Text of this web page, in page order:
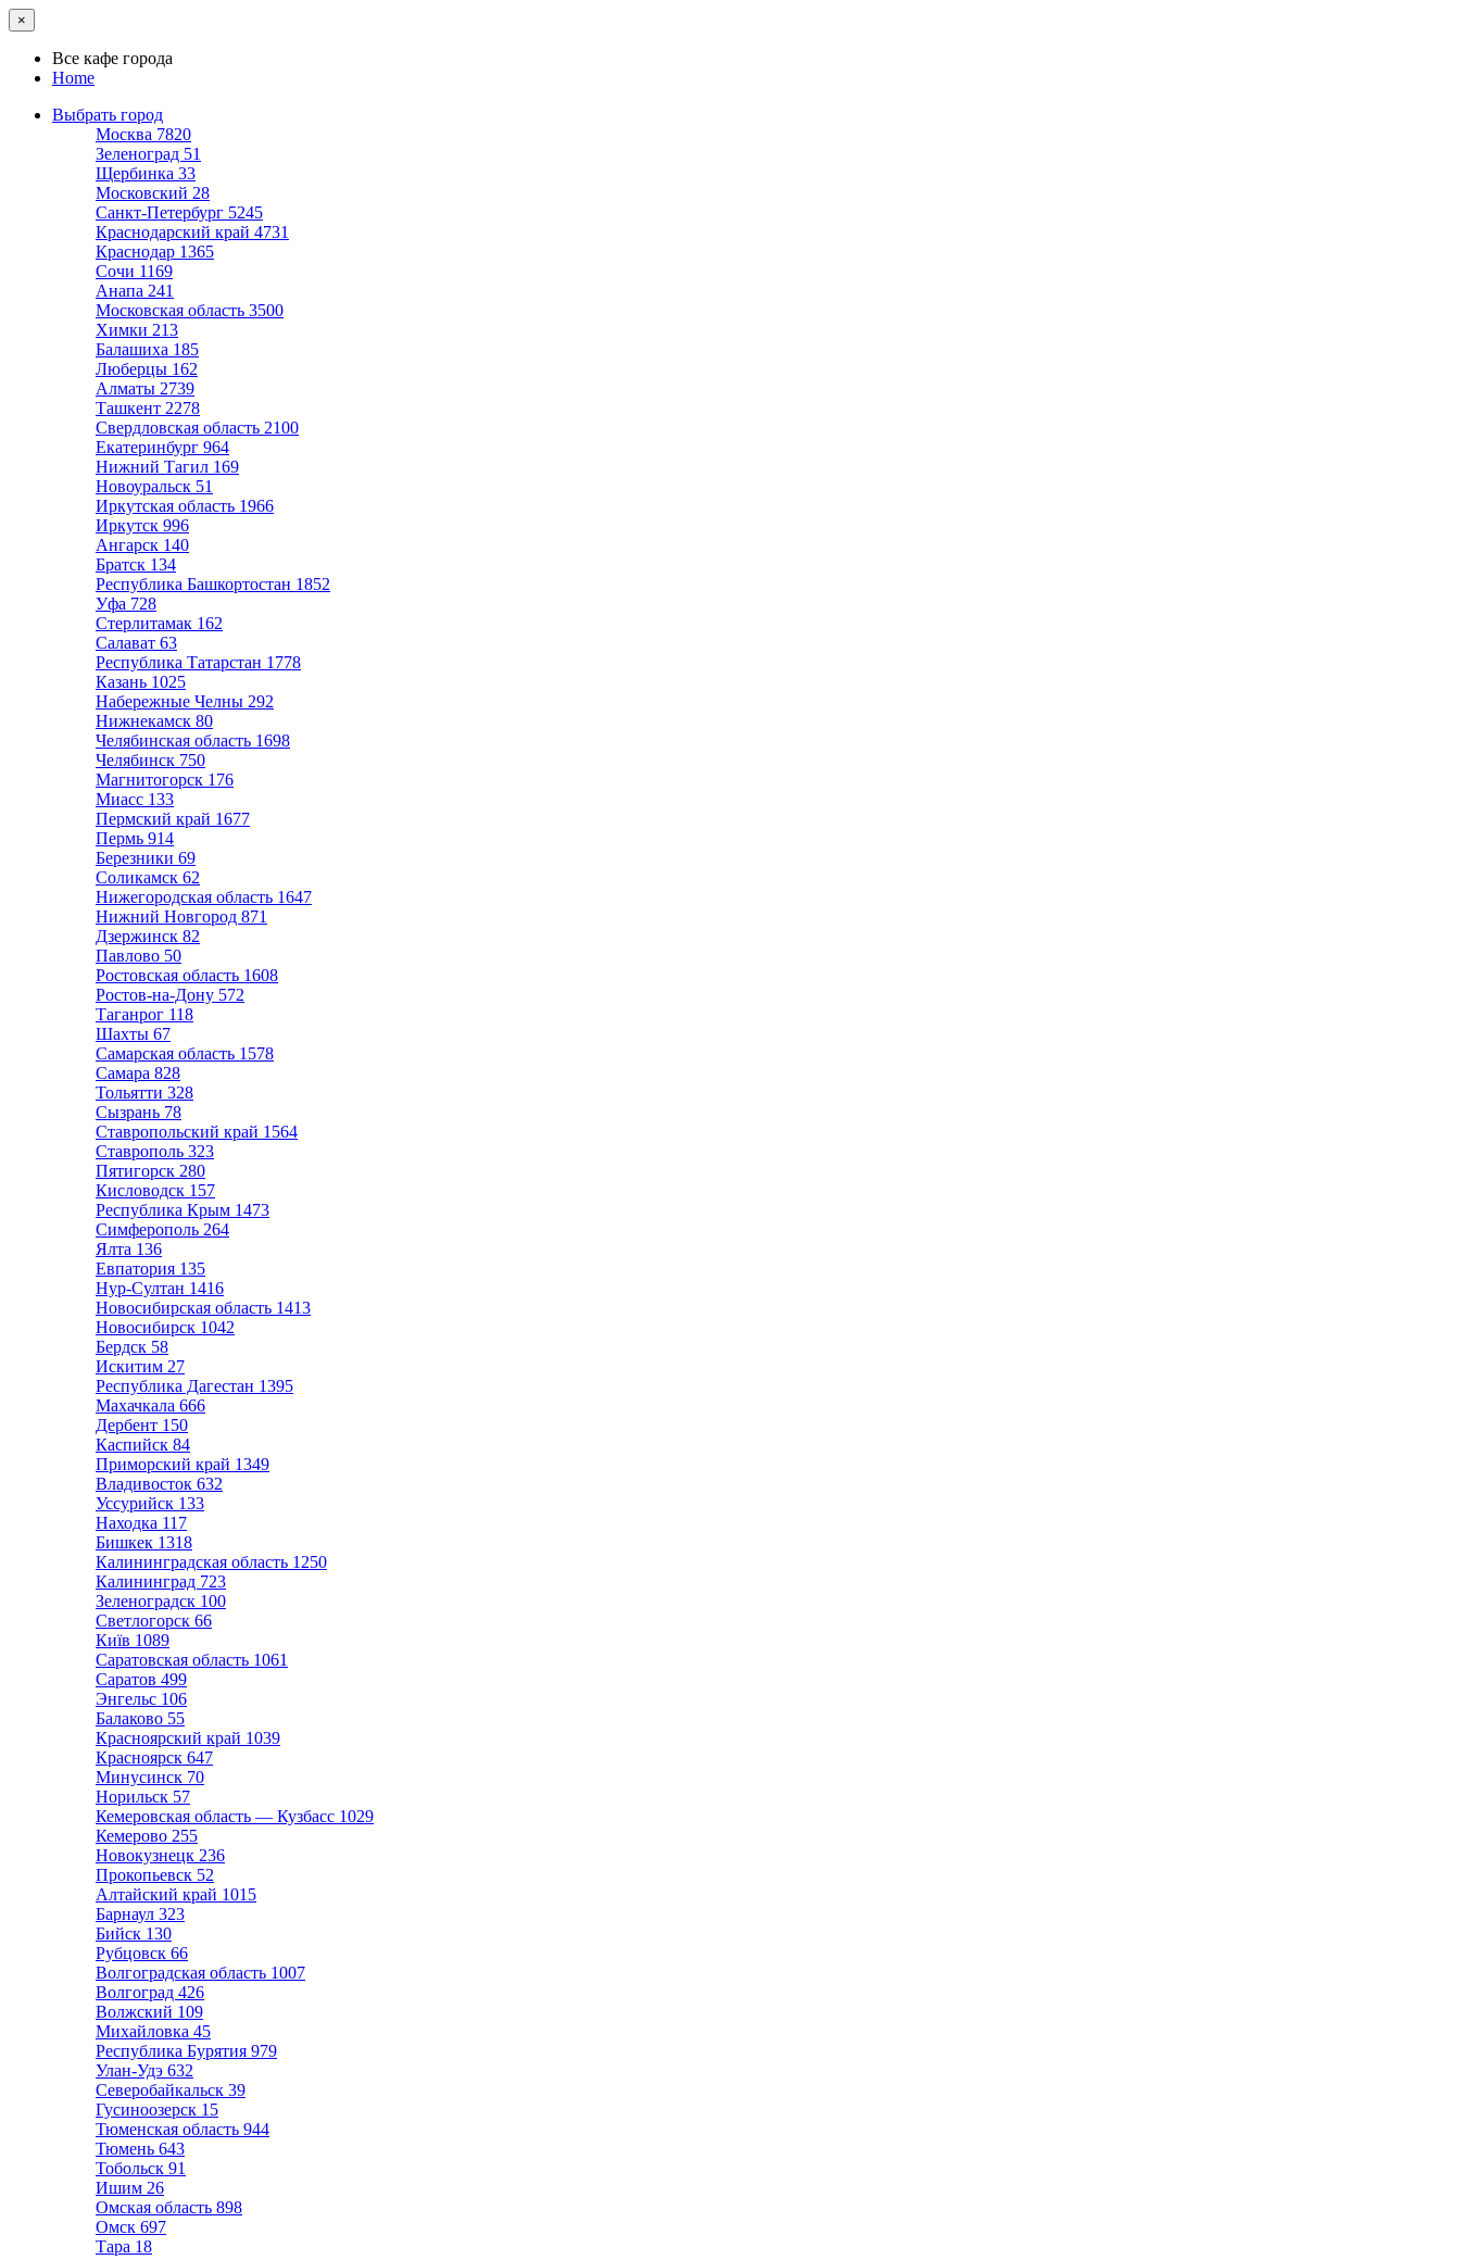
×
Все кафе города
Home
Выбрать город
Москва 7820
Зеленоград 51
Щербинка 33
Московский 28
Санкт-Петербург 5245
Краснодарский край 4731
Краснодар 1365
Сочи 1169
Анапа 241
Московская область 3500
Химки 213
Балашиха 185
Люберцы 162
Алматы 2739
Ташкент 2278
Свердловская область 2100
Екатеринбург 964
Нижний Тагил 169
Новоуральск 51
Иркутская область 1966
Иркутск 996
Ангарск 140
Братск 134
Республика Башкортостан 1852
Уфа 728
Стерлитамак 162
Салават 63
Республика Татарстан 1778
Казань 1025
Набережные Челны 292
Нижнекамск 80
Челябинская область 1698
Челябинск 750
Магнитогорск 176
Миасс 133
Пермский край 1677
Пермь 914
Березники 69
Соликамск 62
Нижегородская область 1647
Нижний Новгород 871
Дзержинск 82
Павлово 50
Ростовская область 1608
Ростов-на-Дону 572
Таганрог 118
Шахты 67
Самарская область 1578
Самара 828
Тольятти 328
Сызрань 78
Ставропольский край 1564
Ставрополь 323
Пятигорск 280
Кисловодск 157
Республика Крым 1473
Симферополь 264
Ялта 136
Евпатория 135
Нур-Султан 1416
Новосибирская область 1413
Новосибирск 1042
Бердск 58
Искитим 27
Республика Дагестан 1395
Махачкала 666
Дербент 150
Каспийск 84
Приморский край 1349
Владивосток 632
Уссурийск 133
Находка 117
Бишкек 1318
Калининградская область 1250
Калининград 723
Зеленоградск 100
Светлогорск 66
Київ 1089
Саратовская область 1061
Саратов 499
Энгельс 106
Балаково 55
Красноярский край 1039
Красноярск 647
Минусинск 70
Норильск 57
Кемеровская область — Кузбасс 1029
Кемерово 255
Новокузнецк 236
Прокопьевск 52
Алтайский край 1015
Барнаул 323
Бийск 130
Рубцовск 66
Волгоградская область 1007
Волгоград 426
Волжский 109
Михайловка 45
Республика Бурятия 979
Улан-Удэ 632
Северобайкальск 39
Гусиноозерск 15
Тюменская область 944
Тюмень 643
Тобольск 91
Ишим 26
Омская область 898
Омск 697
Тара 18